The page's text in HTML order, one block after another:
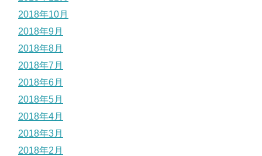
2018年10月
2018年9月
2018年8月
2018年7月
2018年6月
2018年5月
2018年4月
2018年3月
2018年2月